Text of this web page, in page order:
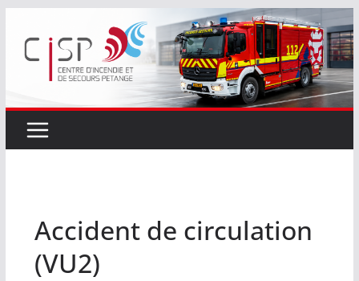
contenu
Accident de circulation
(VU2)